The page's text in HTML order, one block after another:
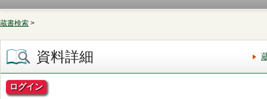
蔵書検索 >
資料詳細
ログイン